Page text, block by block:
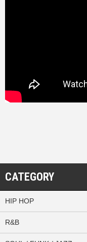
CATEGORY
HIP HOP
R&B